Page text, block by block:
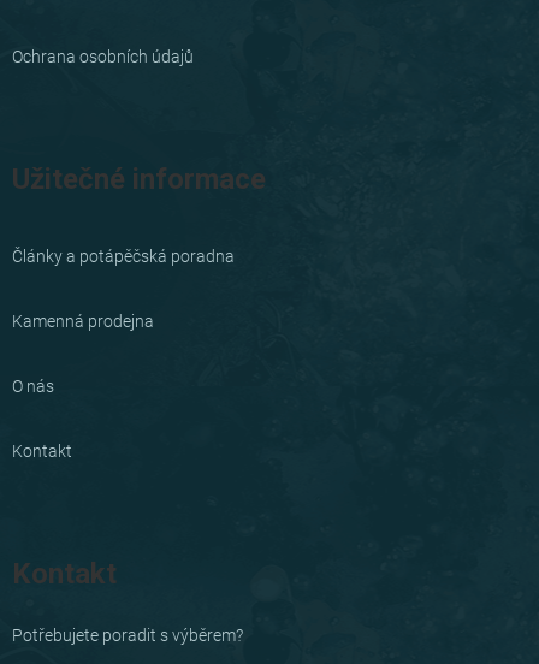
Ochrana osobních údajů
Užitečné informace
Články a potápěčská poradna
Kamenná prodejna
O nás
Kontakt
Kontakt